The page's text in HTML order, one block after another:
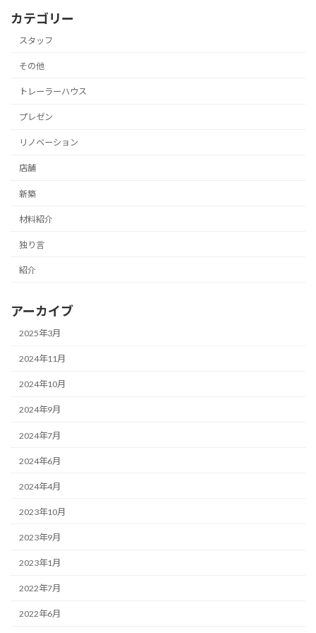
カテゴリー
スタッフ
その他
トレーラーハウス
プレゼン
リノベーション
店舗
新築
材料紹介
独り言
紹介
アーカイブ
2025年3月
2024年11月
2024年10月
2024年9月
2024年7月
2024年6月
2024年4月
2023年10月
2023年9月
2023年1月
2022年7月
2022年6月